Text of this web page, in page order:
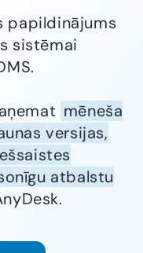
papildinājums
sistēmai
mēneša
versijas,
atbalstu